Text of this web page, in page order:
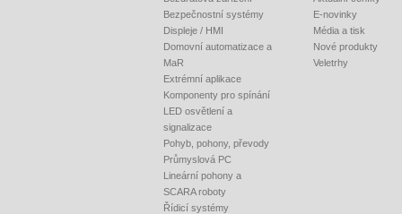
Bezpečnostní systémy
Displeje / HMI
Domovní automatizace a
MaR
Extrémní aplikace
Komponenty pro spínání
LED osvětlení a
signalizace
Pohyb, pohony, převody
Průmyslová PC
Lineární pohony a
SCARA roboty
Řídicí systémy
E-novinky
Média a tisk
Nové produkty
Veletrhy